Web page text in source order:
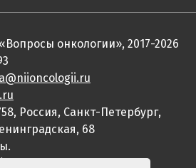
онкологии», 2017-2026
Россия, Санкт-Петербург,
68